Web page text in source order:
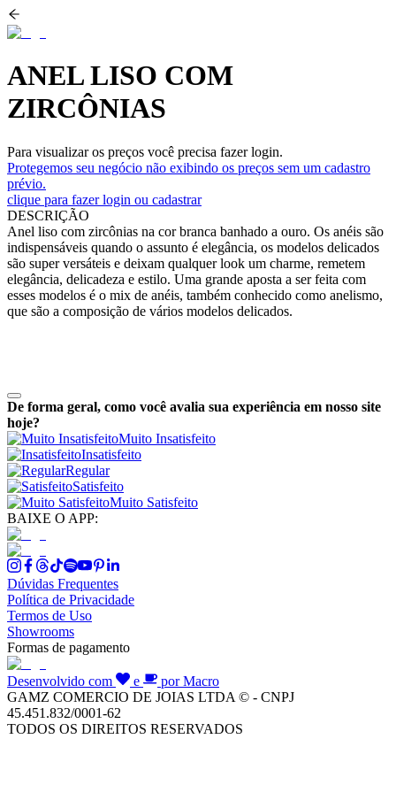
ANEL LISO COM
ZIRCÔNIAS
Para visualizar os preços você precisa fazer login.
Protegemos seu negócio não exibindo os preços sem um cadastro
prévio.
clique para fazer login ou cadastrar
DESCRIÇÃO
Anel liso com zircônias na cor branca banhado a ouro. Os anéis são
indispensáveis quando o assunto é elegância, os modelos delicados
são super versáteis e deixam qualquer look um charme, remetem
elegância, delicadeza e estilo. Uma grande aposta a ser feita com
esses modelos é o mix de anéis, também conhecido como anelismo,
que são a composição de vários modelos delicados.
De forma geral, como você avalia sua experiência em nosso site
hoje?
Muito Insatisfeito
Insatisfeito
Regular
Satisfeito
Muito Satisfeito
BAIXE O APP:
Dúvidas Frequentes
Política de Privacidade
Termos de Uso
Showrooms
Formas de pagamento
Desenvolvido com e
por Macro
GAMZ COMERCIO DE JOIAS LTDA © - CNPJ
45.451.832/0001-62
TODOS OS DIREITOS RESERVADOS